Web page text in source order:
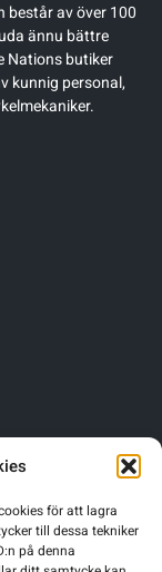
för att lagra
till dessa tekniker
på denna
består av över 100
ännu bättre
Nations butiker
kunnig personal,